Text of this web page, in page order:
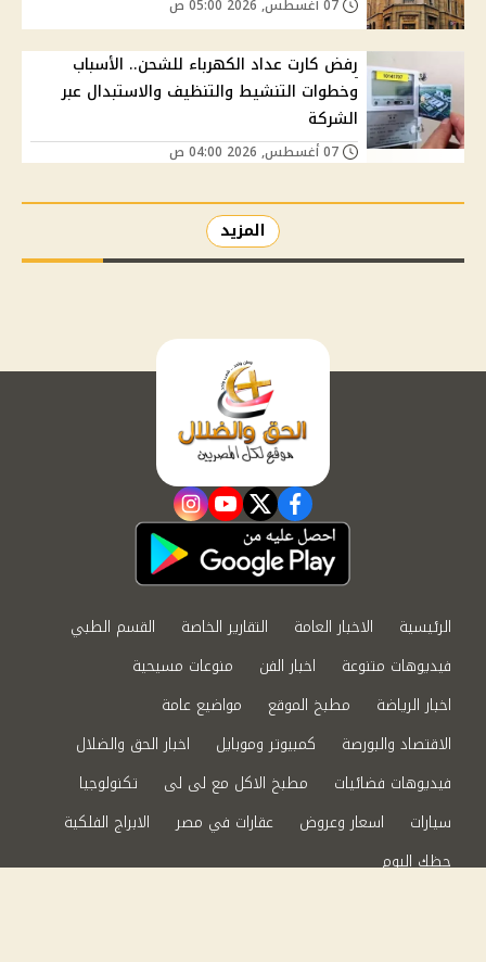
رفض كارت عداد الكهرباء للشحن.. الأسباب
وخطوات التنشيط والتنظيف والاستبدال عبر
الشركة
المزيد
facebook
twitter
youtube
instagram
الرئيسية الاخبار العامة التقارير الخاصة
القسم الطبي
فيديوهات متنوعة
اخبار الفن
منوعات مسيحية
اخبار الرياضة
مطبخ الموقع
مواضيع عامة
الاقتصاد والبورصة
كمبيوتر وموبايل
اخبار الحق والضلال
فيديوهات فضائيات
مطبخ الاكل مع لى لى
تكنولوجيا
سيارات
اسعار وعروض عقارات في مصر
الابراج الفلكية
حظك اليوم